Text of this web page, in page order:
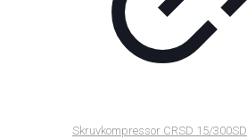
Skruvkompressor CRSD 15/300SD